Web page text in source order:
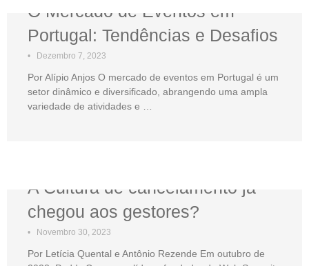
O Mercado de Eventos em
Portugal: Tendências e Desafios
• Dezembro 7, 2023
Por Alípio Anjos O mercado de eventos em Portugal é um
setor dinâmico e diversificado, abrangendo uma ampla
variedade de atividades e …
A Cultura de cancelamento já
chegou aos gestores?
• Novembro 30, 2023
Por Letícia Quental e Antônio Rezende Em outubro de